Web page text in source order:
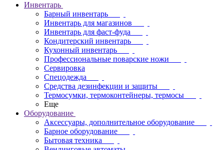
Инвентарь
Барный инвентарь
Инвентарь для магазинов
Инвентарь для фаст-фуда
Кондитерский инвентарь
Кухонный инвентарь
Профессиональные поварские ножи
Сервировка
Спецодежда
Средства дезинфекции и защиты
Термосумки, термоконтейнеры, термосы
Еще
Оборудование
Аксессуары, дополнительное оборудование
Барное оборудование
Бытовая техника